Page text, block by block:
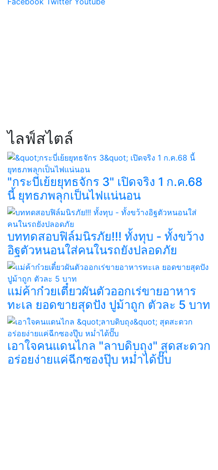
ไลฟ์สไตล์
"กระบี่เย้ยยุทธจักร 3" เปิดจริง 1 ก.ค.68
นี้ ยุทธภพลุกเป็นไฟแน่นอน
บททดสอบฟิล์มนิรภัย!!! ทั้งทุบ - ทั้งขว้าง
อิฐตัวหนอนใส่คนในรถยังปลอดภัย
แม่ค้าก๋วยเตี๋ยวผันตัวออกเร่ขายอาหาร
ทะเล ยอดขายสุดปัง ปูม้าถูก ตัวละ 5 บาท
เอาใจคนแดนไกล "ลาบดิบถุง" สุดสะดวก
อร่อยง่ายแค่ฉีกซองปุ๊บ หม่ำได้ปั๊บ